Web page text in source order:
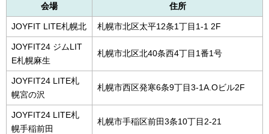
会場 住所
JOYFIT LITE札幌北 札幌市北区太平12条1丁目1-1 2F
JOYFIT24 ジムLIT
E札幌麻生
札幌市北区北40条西4丁目1番1号
JOYFIT24 LITE札
幌宮の沢
札幌市西区発寒6条9丁目3-1A.Oビル2F
JOYFIT24 LITE札
幌手稲前田
札幌市手稲区前田3条10丁目2-21